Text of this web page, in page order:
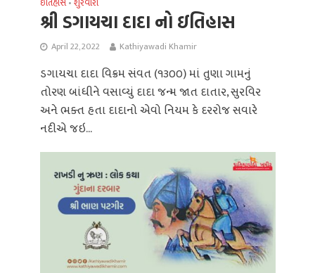
•
શ્રી ડગાયચા દાદા નો ઇતિહાસ
April 22, 2022 Kathiyawadi Khamir
ડગાયચા દાદા વિક્રમ સંવત (૧૩૦૦) માં તુણા ગામનું
તોરણ બાંધીને વસાવ્યું દાદા જન્મ જાત દાતાર, સુરવિર
અને ભક્ત હતા દાદાનો એવો નિયમ કે દરરોજ સવારે
નદીએ જઇ...